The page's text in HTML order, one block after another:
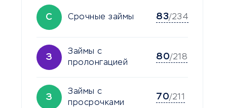
С Срочные займы 83/234
З
Займы с
пролонгацией
80/218
З
Займы с
просрочками
70/211